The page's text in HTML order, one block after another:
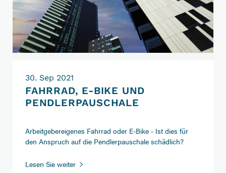
30. Sep 2021
FAHRRAD, E-BIKE UND
PENDLERPAUSCHALE
Arbeitgebereigenes Fahrrad oder E-Bike - Ist dies für
den Anspruch auf die Pendlerpauschale schädlich?
Lesen Sie weiterFahrrad,